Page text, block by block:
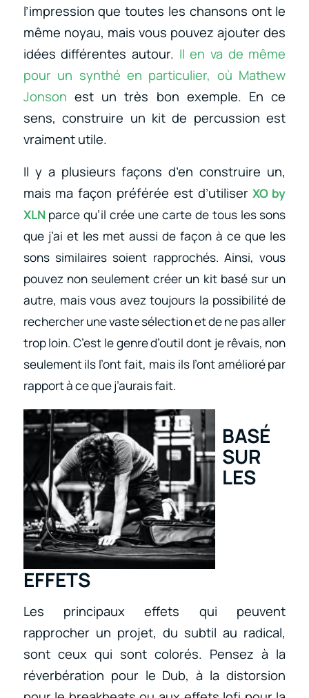
l’impression que toutes les chansons ont le
même noyau, mais vous pouvez ajouter des
idées différentes autour. Il en va de même
pour un synthé en particulier, où Mathew
Jonson est un très bon exemple. En ce
sens, construire un kit de percussion est
vraiment utile.
Il y a plusieurs façons d’en construire un,
mais ma façon préférée est d’utiliser XO by
XLNparce qu’il crée une carte de tous les sons
que j’ai et les met aussi de façon à ce que les
sons similaires soient rapprochés. Ainsi, vous
pouvez non seulement créer un kit basé sur un
autre, mais vous avez toujours la possibilité de
rechercher une vaste sélection et de ne pas aller
trop loin. C’est le genre d’outil dont je rêvais, non
seulement ils l’ont fait, mais ils l’ont amélioré par
rapport à ce que j’aurais fait.
BASÉ
SUR
LES
EFFETS
Les principaux effets qui peuvent
rapprocher un projet, du subtil au radical,
sont ceux qui sont colorés. Pensez à la
réverbération pour le Dub, à la distorsion